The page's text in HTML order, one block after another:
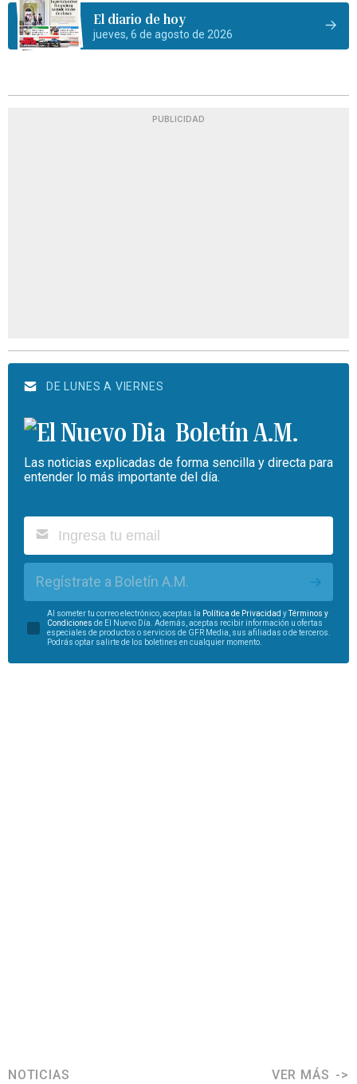
El diario de hoy
jueves, 6 de agosto de 2026
PUBLICIDAD
DE LUNES A VIERNES
Boletín A.M.
Las noticias explicadas de forma sencilla y directa para
entender lo más importante del día.
Regístrate a Boletín A.M.
Al someter tu correo electrónico, aceptas la Política de Privacidad yTérminos y
Condiciones de El Nuevo Día. Además, aceptas recibir información u ofertas
especiales de productos o servicios de GFR Media, sus afiliadas o de terceros.
Podrás optar salirte de los boletines en cualquier momento.
NOTICIAS VER MÁS